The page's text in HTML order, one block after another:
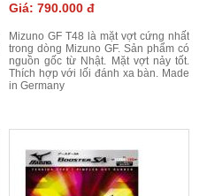
Giá: 790.000 đ
Mizuno GF T48 là mặt vợt cứng nhất
trong dòng Mizuno GF. Sản phẩm có
nguồn gốc từ Nhật. Mặt vợt nảy tốt.
Thích hợp với lối đánh xa bàn. Made
in Germany